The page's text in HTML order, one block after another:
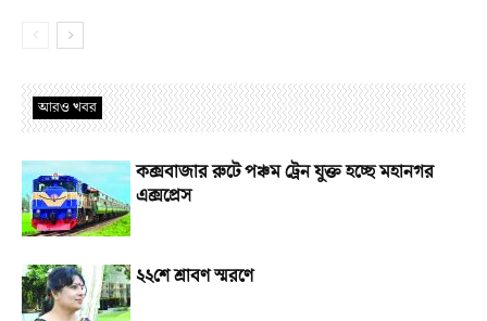
আরও খবর
কক্সবাজার রুটে পঞ্চম ট্রেন যুক্ত হচ্ছে মহানগর
এক্সপ্রেস
২২শে শ্রাবণ স্মরণে